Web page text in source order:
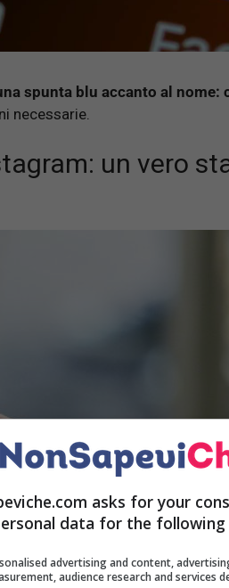
spunta blu accanto al nome:
necessarie.
un vero
asks for your
data for the following
advertising and content,
audience research and services